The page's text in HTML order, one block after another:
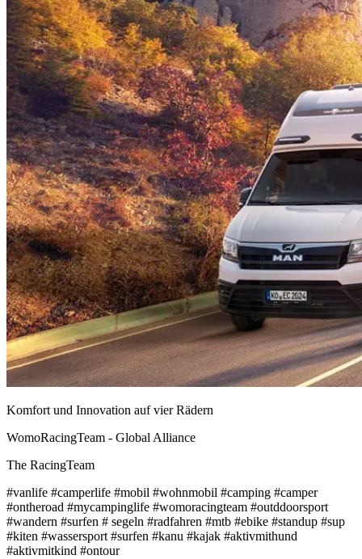
Komfort und Innovation auf vier Rädern
WomoRacingTeam - Global Alliance
The RacingTeam
#vanlife #camperlife #mobil #wohnmobil #camping #camper
#ontheroad #mycampinglife #womoracingteam #outddoorsport
#wandern #surfen # segeln #radfahren #mtb #ebike #standup #sup
#kiten #wassersport #surfen #kanu #kajak #aktivmithund
#aktivmitkind #ontour